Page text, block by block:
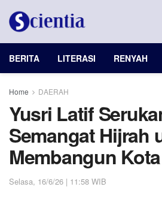
BERITA LITERASI RENYAH
Home DAERAH
Yusri Latif
Semangat Hijrah
Membangun
Selasa, 16/6/26 | 11:58 WIB